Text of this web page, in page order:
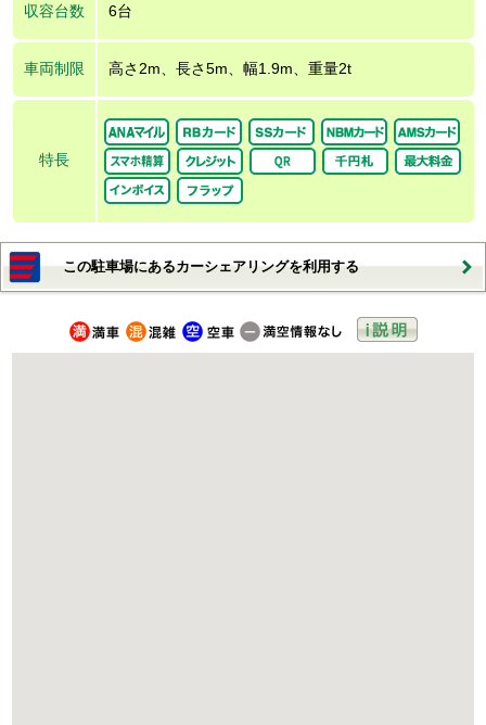
収容台数 6台
車両制限 高さ2m、長さ5m、幅1.9m、重量2t
特長
この駐車場にあるカーシェアリングを利用する